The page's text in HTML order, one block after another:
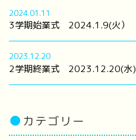
2024.01.11
3学期始業式 2024.1.9(火）
2023.12.20
2学期終業式 2023.12.20(水)
● カテゴリー